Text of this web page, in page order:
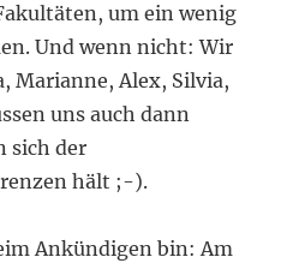
um ein wenig
Und wenn nicht: Wir
Marianne, Alex, Silvia,
uns auch dann
sich der
hält ;-).
Ankündigen bin: Am